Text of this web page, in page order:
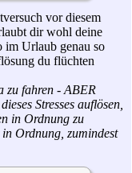
vor diesem
dir wohl deine
im Urlaub genau so
du flüchten
zu fahren - ABER
Stresses auflösen,
in Ordnung zu
Ordnung, zumindest